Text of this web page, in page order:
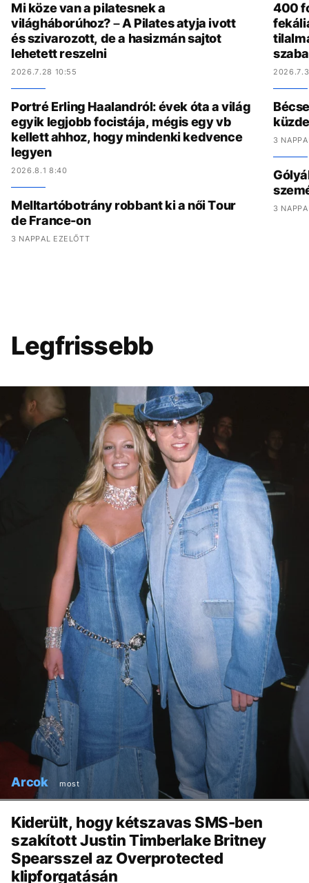
Mi köze van a pilatesnek a
világháborúhoz? – A Pilates atyja ivott
és szivarozott, de a hasizmán sajtot
lehetett reszelni
2026.7.28 10:55
Portré Erling Haalandról: évek óta a világ
egyik legjobb focistája, mégis egy vb
kellett ahhoz, hogy mindenki kedvence
legyen
2026.8.1 8:40
Melltartóbotrány robbant ki a női Tour
de France-on
3 NAPPAL EZELŐTT
400
3
3
Legfrissebb
Arcok most
Kiderült, hogy kétszavas SMS-ben
szakított Justin Timberlake Britney
Spearsszel az Overprotected
klipforgatásán